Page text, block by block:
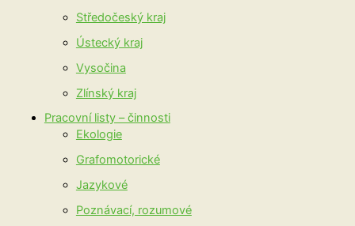
Středočeský kraj
Ústecký kraj
Vysočina
Zlínský kraj
Pracovní listy – činnosti
Ekologie
Grafomotorické
Jazykové
Poznávací, rozumové